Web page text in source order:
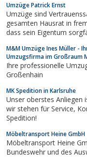
Umzüge Patrick Ernst
Umzüge sind
gesamten Hausrat in fremde Hände
dass sein Eigentum
Familienbetrieb. Wir
unserer Tradition
M&M Umzüge Ines Müller -
Umzugsfirma im Großraum
Ihre professionelle
Großenhain
MK Spedition in Karlsruhe
Unser oberstes Anliegen
wir stehen für Service, Kompetenz und Erfahrung. Ihre MK
Spedition!
Möbeltransport Heine GmbH
Möbeltransport Heine
Bundeswehr und des